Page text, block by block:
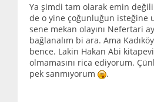
Ya şimdi tam olarak emin
de o yine çoğunluğun isteğine
sene mekan olayını Nefertari
bağlanalım bi ara. Ama
bence. Lakin Hakan Abi
olmamasını rica ediyorum.
pek sanmıyorum
.